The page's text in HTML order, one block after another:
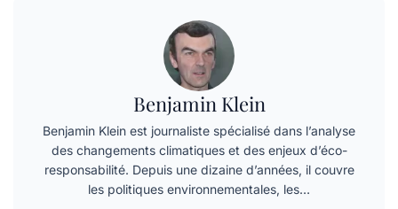
Benjamin Klein
Benjamin Klein est journaliste spécialisé dans l’analyse
des changements climatiques et des enjeux d’éco-
responsabilité. Depuis une dizaine d’années, il couvre
les politiques environnementales, les…